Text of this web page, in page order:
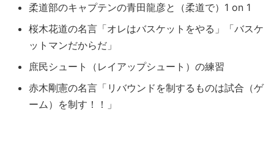
柔道部のキャプテンの青田龍彦と（柔道で）1 on 1
桜木花道の名言「オレはバスケットをやる」「バスケ
ットマンだからだ」
庶民シュート（レイアップシュート）の練習
赤木剛憲の名言「リバウンドを制するものは試合（ゲ
ーム）を制す！！」